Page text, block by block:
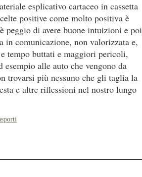
esplicativo cartaceo in cassetta
positive come molto positiva è
peggio di avere buone intuizioni e poi
in comunicazione, non valorizzata e,
tempo buttati e maggiori pericoli,
alle auto che vengono da
trovarsi più nessuno che gli taglia la
e altre riflessioni nel nostro lungo